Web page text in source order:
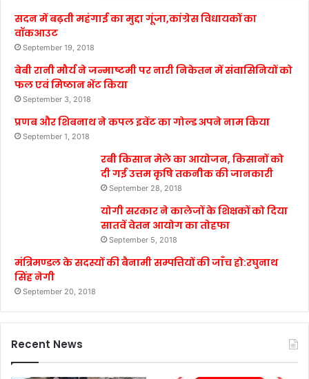
सदन में बढ़ती महंगाई का मुद्दा गूंजा,कांग्रेस विधायकों का
वॉकआउट
September 19, 2018
बेबी रानी मौर्य ने जन्माष्टमी पर नारी निकेतन में संवासिनियों को
फल एवं मिष्ठान भेंट किया
September 3, 2018
प्रणब और शिबनाथ ने कपल इवेंट का गोल्ड अपने नाम किया
September 1, 2018
रबी किसान मेले का आयोजन, किसानों को
दी गई उत्तम कृषि तकनीक की जानकारी
September 28, 2018
योगी सरकार ने कालेजों के शिक्षकों को दिया
सातवें वेतन आयोग का तोहफा
September 5, 2018
मंत्रिमण्डल के सदस्यों की बैनामी सम्पत्तियों की जाँच हो:रघुनाथ
सिंह नेगी
September 20, 2018
Recent News